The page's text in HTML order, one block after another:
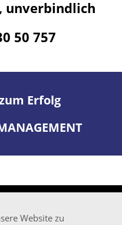
unverbindlich
50 757
Erfolg
Website zu